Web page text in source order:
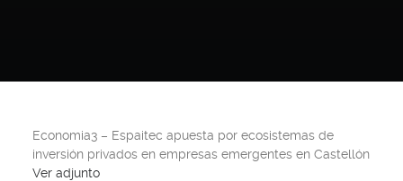
Economia3 – Espaitec apuesta por ecosistemas de
inversión privados en empresas emergentes en Castellón
Ver adjunto